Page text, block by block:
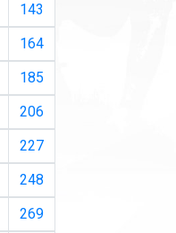
143
164
185
206
227
248
269